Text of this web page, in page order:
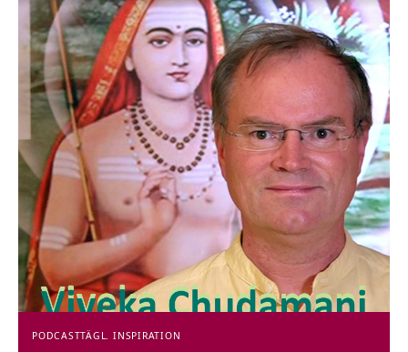
PODCASTTÄGL. INSPIRATION